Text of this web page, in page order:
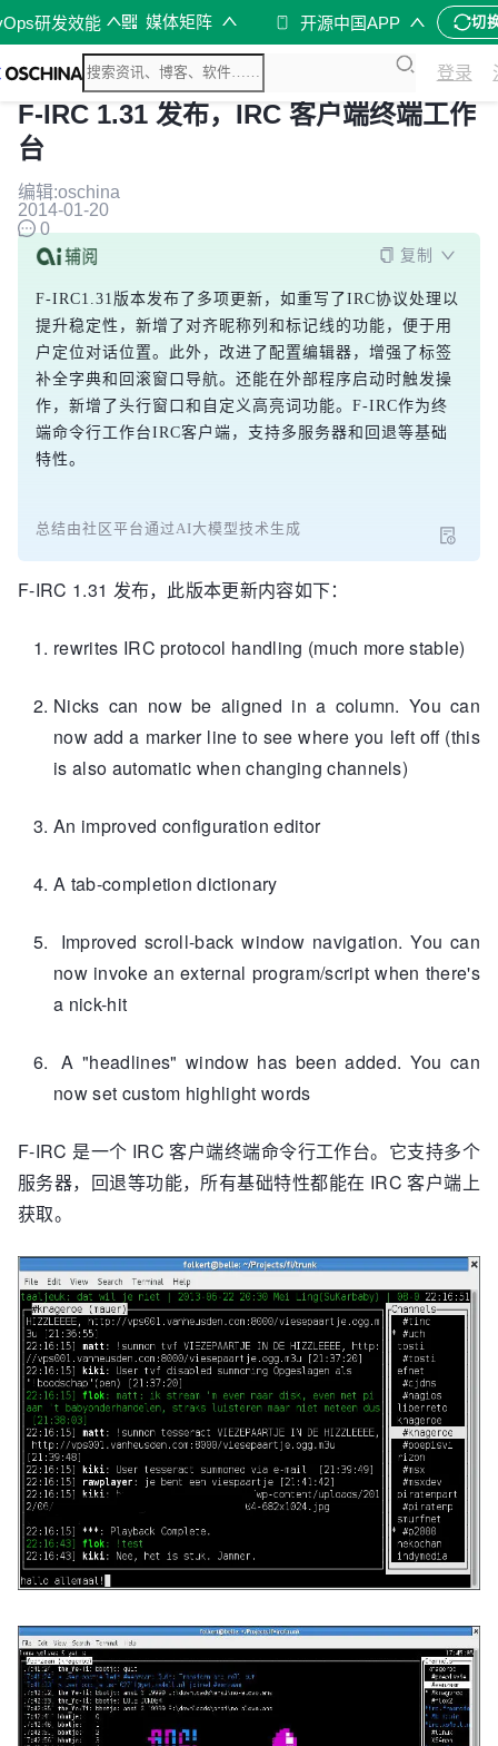
研发效能 媒体矩阵 开源中国APP 切
登录
F-IRC 1.31 发布，IRC 客户端终端工作
台
编辑:oschina
2014-01-20
0
复制
F-IRC1.31版本发布了多项更新，如重写了IRC协议处理以
提升稳定性，新增了对齐昵称列和标记线的功能，便于用
户定位对话位置。此外，改进了配置编辑器，增强了标签
补全字典和回滚窗口导航。还能在外部程序启动时触发操
作，新增了头行窗口和自定义高亮词功能。F-IRC作为终
端命令行工作台IRC客户端，支持多服务器和回退等基础
特性。
总结由社区平台通过AI大模型技术生成
F-IRC 1.31 发布，此版本更新内容如下：
rewrites IRC protocol handling (much more stable)
Nicks can now be aligned in a column. You can
now add a marker line to see where you left off (this
is also automatic when changing channels)
An improved configuration editor
A tab-completion dictionary
Improved scroll-back window navigation. You can
now invoke an external program/script when there's
a nick-hit
A "headlines" window has been added. You can
now set custom highlight words
F-IRC 是一个 IRC 客户端终端命令行工作台。它支持多个
服务器，回退等功能，所有基础特性都能在 IRC 客户端上
获取。